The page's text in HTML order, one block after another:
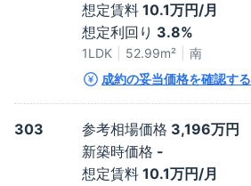
想定賃料 10.1万円/月
想定利回り 3.8%
1LDK 52.99m²
南
成約の妥当価格を確認する
303 参考相場価格 3,196万円
新築時価格 -
想定賃料 10.1万円/月